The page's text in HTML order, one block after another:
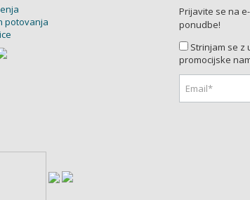
potovanja
Prijavite se na
ponudbe!
Strinjam se z
promocijske